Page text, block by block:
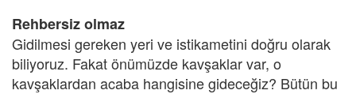
Rehbersiz olmaz
Gidilmesi gereken yeri ve istikametini doğru olarak
biliyoruz. Fakat önümüzde kavşaklar var, o
kavşaklardan acaba hangisine gideceğiz? Bütün bu